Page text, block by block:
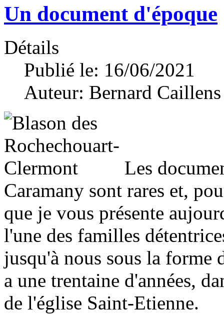
Un document d'époque
Détails
Publié le: 16/06/2021
Auteur: Bernard Caillens
Les
Caramany sont rares et,
que je vous présente
l'une des familles
jusqu'à nous sous la
a une trentaine d'années,
de l'église Saint-Etienne.